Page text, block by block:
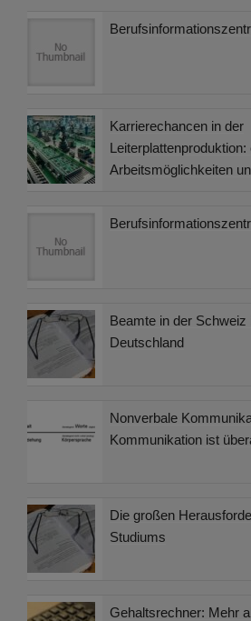
Karrierechancen in der
Arbeitsmöglichkeiten
Beamte in der Schweiz
Deutschland
Nonverbale
Kommunikation ist
Die großen
Studiums
Gehaltsrechner: Mehr